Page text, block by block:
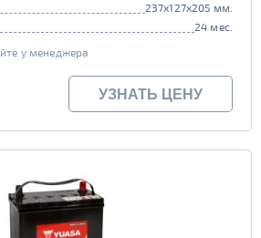
237x127x205 мм.
24 мес.
у менеджера
УЗНАТЬ ЦЕНУ